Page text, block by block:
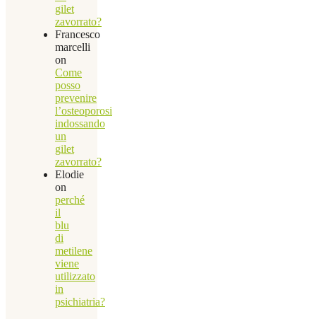
gilet
zavorrato?
Francesco
marcelli
on
Come
posso
prevenire
l’osteoporosi
indossando
un
gilet
zavorrato?
Elodie
on
perché
il
blu
di
metilene
viene
utilizzato
in
psichiatria?